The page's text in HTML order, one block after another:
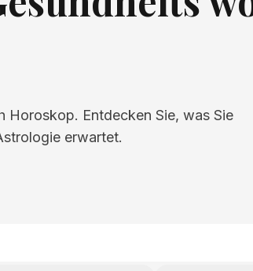
Horoskop. Entdecken Sie, was Sie
erwartet.